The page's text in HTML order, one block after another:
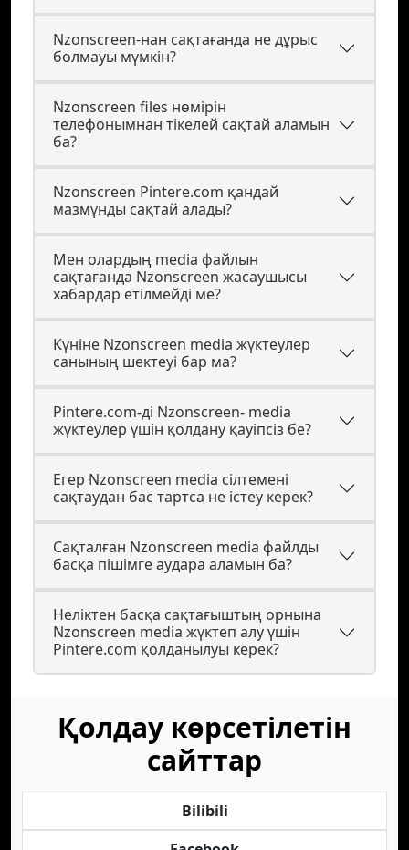
Nzonscreen-нан сақтағанда не дұрыс
болмауы мүмкін?
Nzonscreen files нөмірін
телефонымнан тікелей сақтай аламын
ба?
Nzonscreen Pintere.com қандай
мазмұнды сақтай алады?
Мен олардың media файлын
сақтағанда Nzonscreen жасаушысы
хабардар етілмейді ме?
Күніне Nzonscreen media жүктеулер
санының шектеуі бар ма?
Pintere.com-ді Nzonscreen- media
жүктеулер үшін қолдану қауіпсіз бе?
Егер Nzonscreen media сілтемені
сақтаудан бас тартса не істеу керек?
Сақталған Nzonscreen media файлды
басқа пішімге аудара аламын ба?
Неліктен басқа сақтағыштың орнына
Nzonscreen media жүктеп алу үшін
Pintere.com қолданылуы керек?
Қолдау көрсетілетін
сайттар
Bilibili